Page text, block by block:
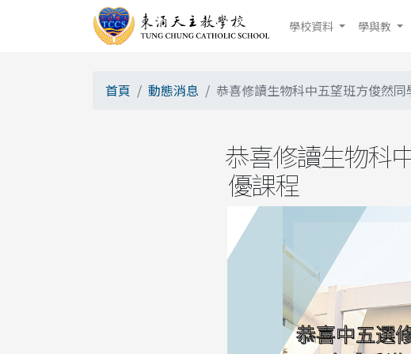
學校資料 學與教
首頁 動態消息 恭喜修讀生物科中五望班方俊然
恭喜修讀生物科
優課程